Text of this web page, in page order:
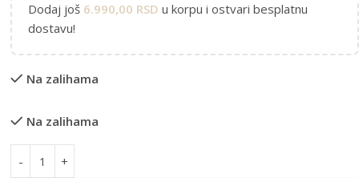
Dodaj još 6.990,00 RSD u korpu i ostvari besplatnu
dostavu!
Na zalihama
Na zalihama
Alternative: